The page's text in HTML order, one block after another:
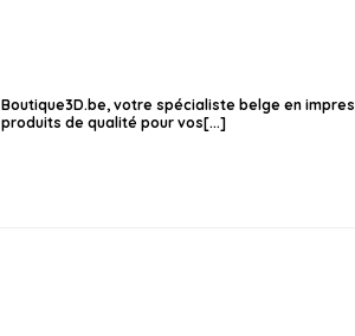
Boutique3D.be, votre spécialiste belge en
produits de qualité pour vos[...]